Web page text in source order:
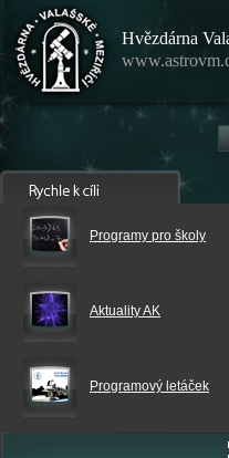
Hvězdárna
Programy pro školy
Aktuality AK
Programový letáček